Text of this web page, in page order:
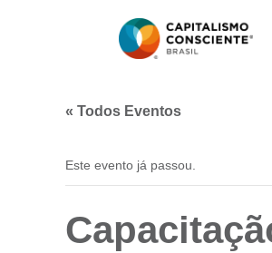
« Todos Eventos
Este evento já passou.